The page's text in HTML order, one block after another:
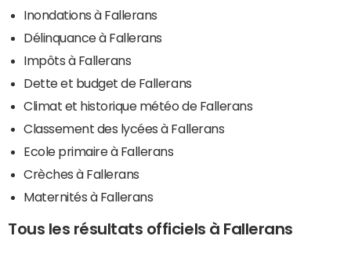
Inondations à Fallerans
Délinquance à Fallerans
Impôts à Fallerans
Dette et budget de Fallerans
Climat et historique météo de Fallerans
Classement des lycées à Fallerans
Ecole primaire à Fallerans
Crèches à Fallerans
Maternités à Fallerans
Tous les résultats officiels à Fallerans